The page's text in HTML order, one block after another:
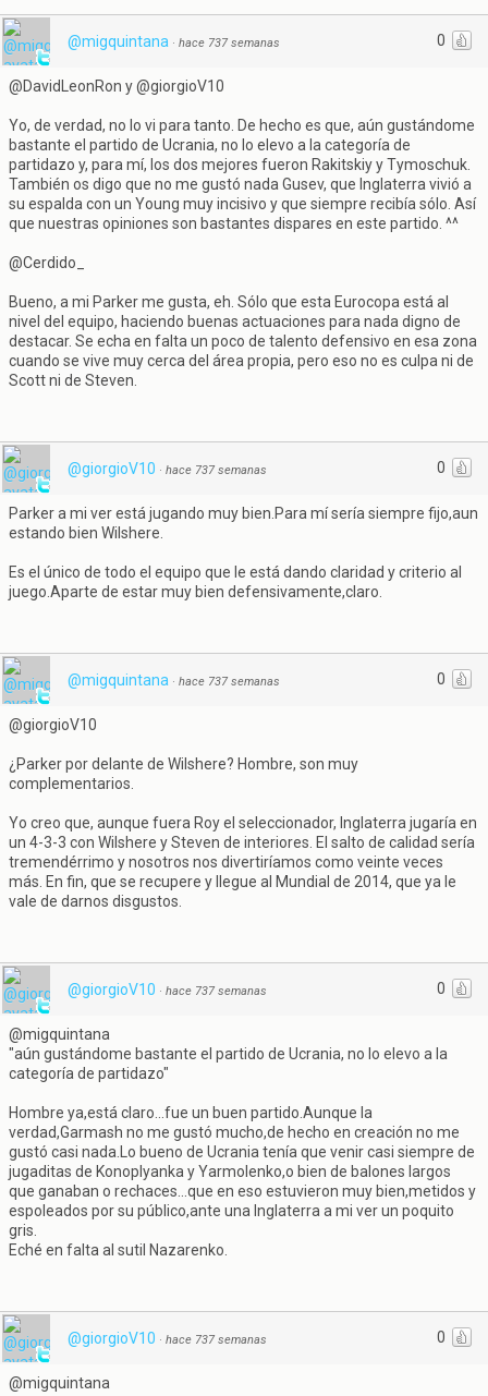
0
@migquintana · hace 737 semanas
@DavidLeonRon y @giorgioV10
Yo, de verdad, no lo vi para tanto. De hecho es que, aún gustándome
bastante el partido de Ucrania, no lo elevo a la categoría de
partidazo y, para mí, los dos mejores fueron Rakitskiy y Tymoschuk.
También os digo que no me gustó nada Gusev, que Inglaterra vivió a
su espalda con un Young muy incisivo y que siempre recibía sólo. Así
que nuestras opiniones son bastantes dispares en este partido. ^^
@Cerdido_
Bueno, a mi Parker me gusta, eh. Sólo que esta Eurocopa está al
nivel del equipo, haciendo buenas actuaciones para nada digno de
destacar. Se echa en falta un poco de talento defensivo en esa zona
cuando se vive muy cerca del área propia, pero eso no es culpa ni de
Scott ni de Steven.
0
@giorgioV10 · hace 737 semanas
Parker a mi ver está jugando muy bien.Para mí sería siempre fijo,aun
estando bien Wilshere.
Es el único de todo el equipo que le está dando claridad y criterio al
juego.Aparte de estar muy bien defensivamente,claro.
0
@migquintana · hace 737 semanas
@giorgioV10
¿Parker por delante de Wilshere? Hombre, son muy
complementarios.
Yo creo que, aunque fuera Roy el seleccionador, Inglaterra jugaría en
un 4-3-3 con Wilshere y Steven de interiores. El salto de calidad sería
tremendérrimo y nosotros nos divertiríamos como veinte veces
más. En fin, que se recupere y llegue al Mundial de 2014, que ya le
vale de darnos disgustos.
0
@giorgioV10 · hace 737 semanas
@migquintana
"aún gustándome bastante el partido de Ucrania, no lo elevo a la
categoría de partidazo"
Hombre ya,está claro...fue un buen partido.Aunque la
verdad,Garmash no me gustó mucho,de hecho en creación no me
gustó casi nada.Lo bueno de Ucrania tenía que venir casi siempre de
jugaditas de Konoplyanka y Yarmolenko,o bien de balones largos
que ganaban o rechaces...que en eso estuvieron muy bien,metidos y
espoleados por su público,ante una Inglaterra a mi ver un poquito
gris.
Eché en falta al sutil Nazarenko.
0
@giorgioV10 · hace 737 semanas
@migquintana